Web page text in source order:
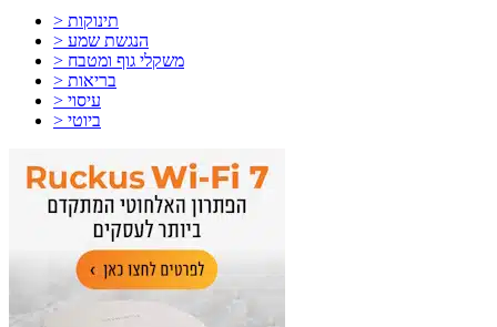
> תינוקות
> הנגשת שמע
> משקלי גוף ומטבח
> בריאות
> עיסוי
> ביוטי